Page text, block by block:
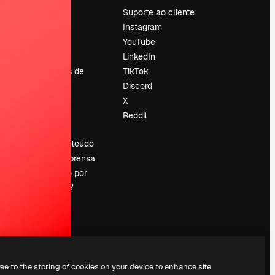
Tendências de
Vender conteúdo
Sala de imprensa
Procurando por
magnific.ai?
Suporte ao cliente
Instagram
YouTube
LinkedIn
TikTok
Discord
X
Reddit
to the storing of cookies on your device to enhance site